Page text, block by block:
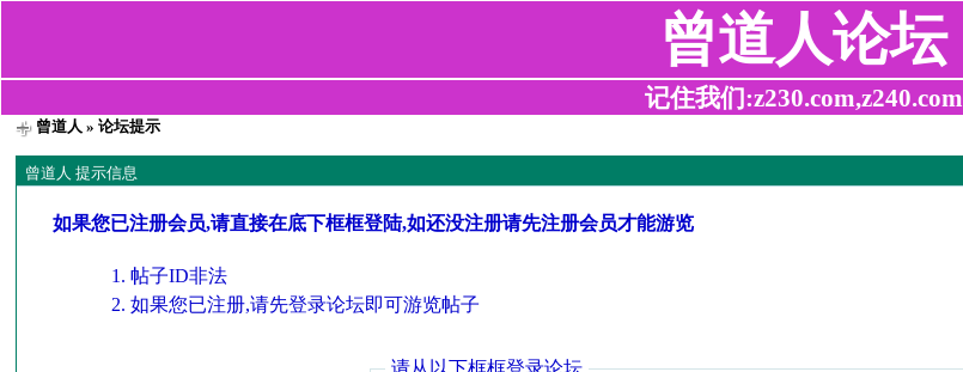
曾道人论坛
记住我们:z230.com,z240.com
曾道人 » 论坛提示
曾道人 提示信息
如果您已注册会员,请直接在底下框框登陆,如还没注册请先注册会员才能游览
帖子ID非法
如果您已注册,请先登录论坛即可游览帖子
请从以下框框登录论坛